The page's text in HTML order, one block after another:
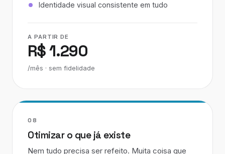
Identidade visual consistente em tudo
A PARTIR DE
R$ 1.290
/mês · sem fidelidade
08
Otimizar o que já existe
Nem tudo precisa ser refeito. Muita coisa que